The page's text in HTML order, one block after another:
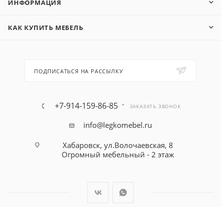
ИНФОРМАЦИЯ
КАК КУПИТЬ МЕБЕЛЬ
ПОДПИСАТЬСЯ НА РАССЫЛКУ
+7-914-159-86-85 ЗАКАЗАТЬ ЗВОНОК
info@legkomebel.ru
Хабаровск, ул.Волочаевская, 8
Огромный мебельный - 2 этаж